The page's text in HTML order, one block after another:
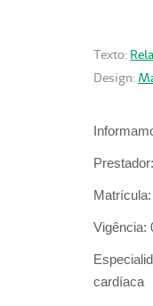
Texto:
Design:
Prestador:
Matrícula:
Vigência:
cardíaca